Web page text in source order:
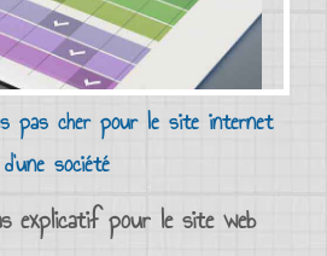
pas cher pour le site internet
d'une société
explicatif pour le site web